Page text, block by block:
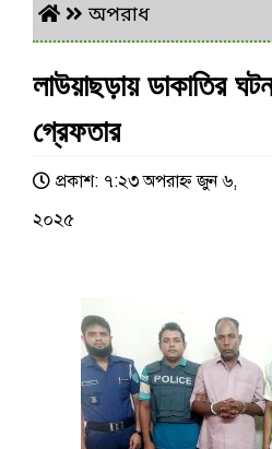
অপরাধ
লাউয়াছড়ায় ডাকাতির
গ্রেফতার
প্রকাশ: ৭:২৩ অপরাহ্ণ জুন ৬,
২০২৫